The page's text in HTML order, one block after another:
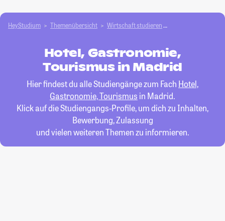
HeyStudium Themenübersicht Wirtschaft studieren
Hotel, Gastronomie,
Tourismus in Madrid
Hier findest du alle Studiengänge zum Fach Hotel,
Gastronomie, Tourismus in Madrid.
Klick auf die Studiengangs-Profile, um dich zu Inhalten,
Bewerbung, Zulassung
und vielen weiteren Themen zu informieren.